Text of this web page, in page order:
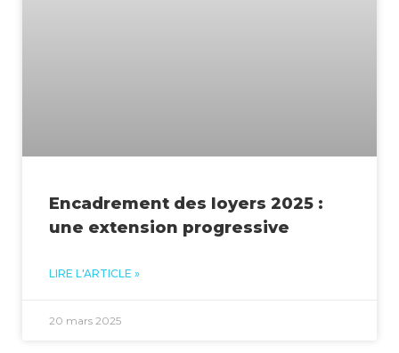
Encadrement des loyers 2025 :
une extension progressive
LIRE L'ARTICLE »
20 mars 2025